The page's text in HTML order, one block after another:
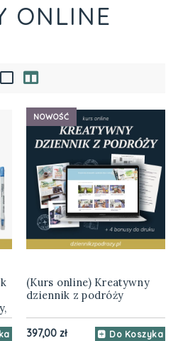
ONLINE
(Kurs online) Kreatywny
dziennik z podróży
397,00 zł Do Koszyka
NOWOŚĆ